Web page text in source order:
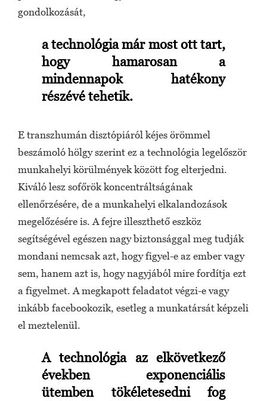
gondolkozását,
a technológia már most ott tart,
hogy hamarosan a
mindennapok hatékony
részévé tehetik.
E transzhumán disztópiáról kéjes örömmel
beszámoló hölgy szerint ez a technológia legelőször
munkahelyi körülmények között fog elterjedni.
Kiváló lesz sofőrök koncentráltságának
ellenőrzésére, de a munkahelyi elkalandozások
megelőzésére is. A fejre illeszthető eszköz
segítségével egészen nagy biztonsággal meg tudják
mondani nemcsak azt, hogy figyel-e az ember vagy
sem, hanem azt is, hogy nagyjából mire fordítja ezt
a figyelmet. A megkapott feladatot végzi-e vagy
inkább facebookozik, esetleg a munkatársát képzeli
el meztelenül.
A technológia az elkövetkező
években exponenciális
ütemben tökéletesedni fog